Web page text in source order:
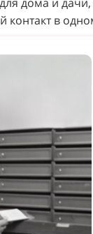
контакт в